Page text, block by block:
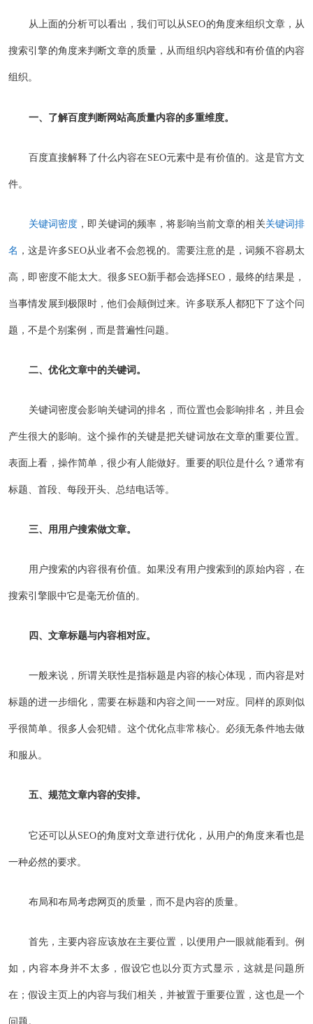
从上面的分析可以看出，我们可以从SEO的角度来组织文章，从
搜索引擎的角度来判断文章的质量，从而组织内容线和有价值的内容
组织。
一、了解百度判断网站高质量内容的多重维度。
百度直接解释了什么内容在SEO元素中是有价值的。这是官方文
件。
关键词密度 ，即关键词的频率，将影响当前文章的相关关键词排
名 ，这是许多SEO从业者不会忽视的。需要注意的是，词频不容易太
高，即密度不能太大。很多SEO新手都会选择SEO，最终的结果是，
当事情发展到极限时，他们会颠倒过来。许多联系人都犯下了这个问
题，不是个别案例，而是普遍性问题。
二、优化文章中的关键词。
关键词密度会影响关键词的排名，而位置也会影响排名，并且会
产生很大的影响。这个操作的关键是把关键词放在文章的重要位置。
表面上看，操作简单，很少有人能做好。重要的职位是什么？通常有
标题、首段、每段开头、总结电话等。
三、用用户搜索做文章。
用户搜索的内容很有价值。如果没有用户搜索到的原始内容，在
搜索引擎眼中它是毫无价值的。
四、文章标题与内容相对应。
一般来说，所谓关联性是指标题是内容的核心体现，而内容是对
标题的进一步细化，需要在标题和内容之间一一对应。同样的原则似
乎很简单。很多人会犯错。这个优化点非常核心。必须无条件地去做
和服从。
五、规范文章内容的安排。
它还可以从SEO的角度对文章进行优化，从用户的角度来看也是
一种必然的要求。
布局和布局考虑网页的质量，而不是内容的质量。
首先，主要内容应该放在主要位置，以便用户一眼就能看到。例
如，内容本身并不太多，假设它也以分页方式显示，这就是问题所
在；假设主页上的内容与我们相关，并被置于重要位置，这也是一个
问题。